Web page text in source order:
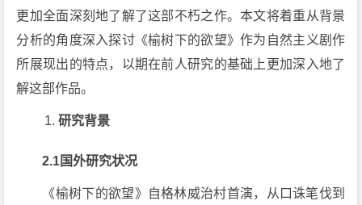
更加全面深刻地了解了这部不朽之作。本文将着重从背景
分析的角度深入探讨《榆树下的欲望》作为自然主义剧作
所展现出的特点，以期在前人研究的基础上更加深入地了
解这部作品。
研究背景
2.1国外研究状况
《榆树下的欲望》自格林威治村首演，从口诛笔伐到